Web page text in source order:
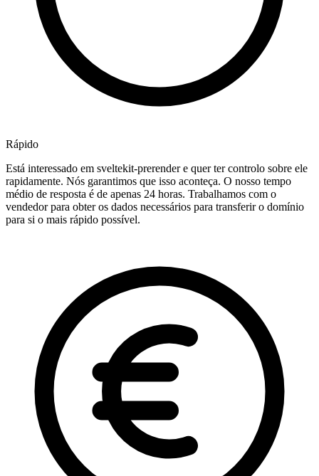
Rápido
Está interessado em sveltekit-prerender e quer ter controlo sobre ele
rapidamente. Nós garantimos que isso aconteça. O nosso tempo
médio de resposta é de apenas 24 horas. Trabalhamos com o
vendedor para obter os dados necessários para transferir o domínio
para si o mais rápido possível.